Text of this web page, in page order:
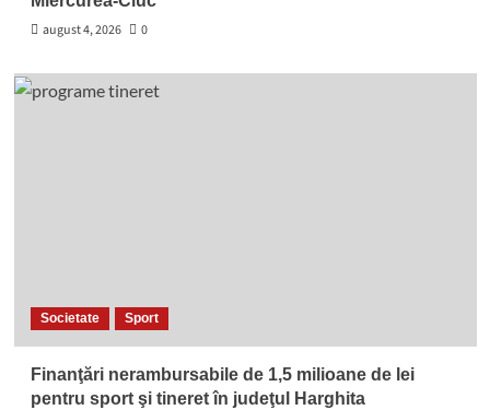
august 4, 2026
0
Societate Sport
Finanţări nerambursabile de 1,5 milioane de lei
pentru sport şi tineret în judeţul Harghita